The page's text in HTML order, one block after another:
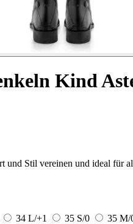
Kind
Stil vereinen und ideal für
34 L/+1 35 S/0 35 M/